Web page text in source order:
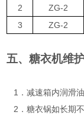
2
ZG-2
3
ZG-2
五、糖衣机维
1 ．减速箱内润滑
2 ．糖衣锅如长期